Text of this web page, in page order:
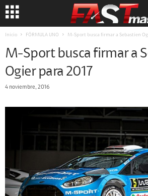
Inicio FÓRMULA UNO M-Sport busca firmar a Sebastien
M-Sport busca firmar a
Ogier para 2017
4 noviembre, 2016